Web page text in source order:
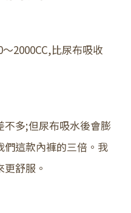
2000CC,比尿布吸收
多;但尿布吸水後會膨
這款內褲的三倍。我
舒服。